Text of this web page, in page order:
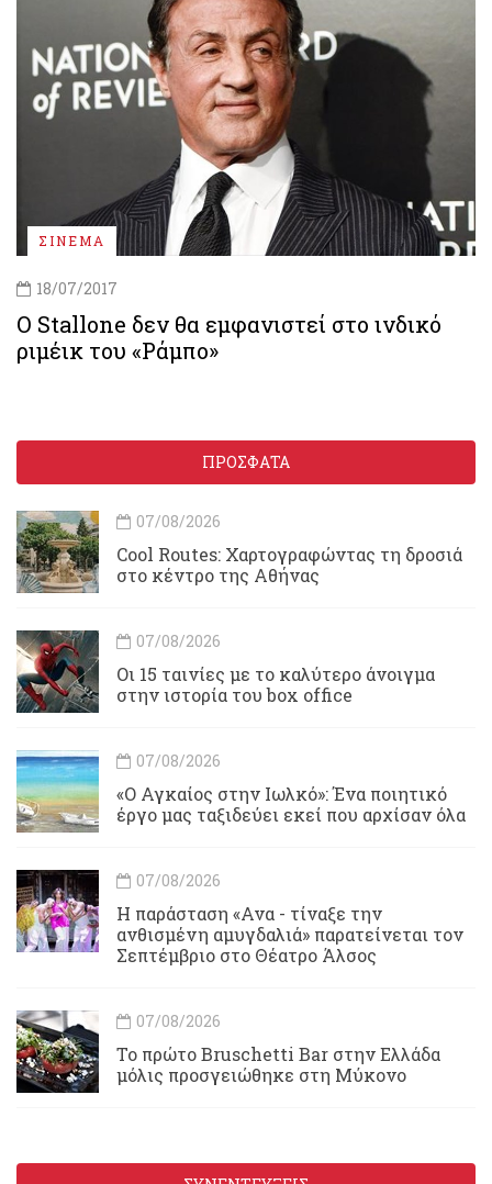
ΣΙΝΕΜΑ
18/07/2017
Ο Stallone δεν θα εμφανιστεί στο ινδικό
ριμέικ του «Ράμπο»
ΠΡΟΣΦΑΤΑ
07/08/2026
Cool Routes: Χαρτογραφώντας τη δροσιά
στο κέντρο της Αθήνας
07/08/2026
Οι 15 ταινίες με το καλύτερο άνοιγμα
στην ιστορία του box office
07/08/2026
«Ο Αγκαίος στην Ιωλκό»: Ένα ποιητικό
έργο μας ταξιδεύει εκεί που αρχίσαν όλα
07/08/2026
Η παράσταση «Ανα - τίναξε την
ανθισμένη αμυγδαλιά» παρατείνεται τον
Σεπτέμβριο στο Θέατρο Άλσος
07/08/2026
Το πρώτο Bruschetti Bar στην Ελλάδα
μόλις προσγειώθηκε στη Μύκονο